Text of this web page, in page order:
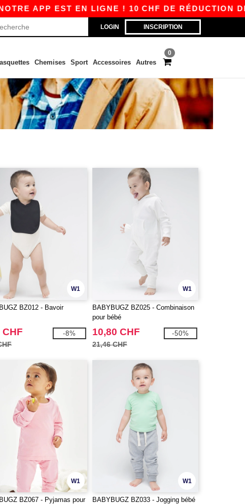
EST EN LIGNE ! 10 CHF DE RÉDUCTION DÈS 80
LOGIN INSCRIPTION
0
Chemises Sport Accessoires Autres
W1
BZ012 - Bavoir
CHF -8%
W1
BABYBUGZ BZ025 - Combinaison
pour bébé
10,80 CHF
21,46 CHF
-50%
W1
BZ067 - Pyjamas pour
W1
BABYBUGZ BZ033 - Jogging bébé